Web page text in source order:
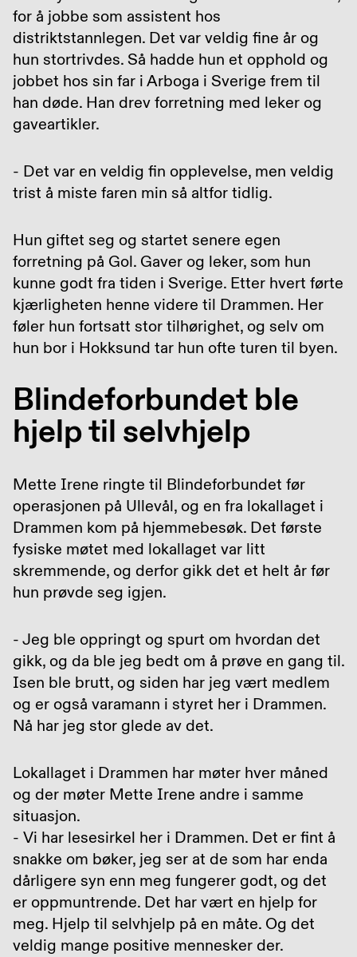
for å jobbe som assistent hos
distriktstannlegen. Det var veldig fine år og
hun stortrivdes. Så hadde hun et opphold og
jobbet hos sin far i Arboga i Sverige frem til
han døde. Han drev forretning med leker og
gaveartikler.
- Det var en veldig fin opplevelse, men veldig
trist å miste faren min så altfor tidlig.
Hun giftet seg og startet senere egen
forretning på Gol. Gaver og leker, som hun
kunne godt fra tiden i Sverige. Etter hvert førte
kjærligheten henne videre til Drammen. Her
føler hun fortsatt stor tilhørighet, og selv om
hun bor i Hokksund tar hun ofte turen til byen.
Blindeforbundet ble
hjelp til selvhjelp
Mette Irene ringte til Blindeforbundet før
operasjonen på Ullevål, og en fra lokallaget i
Drammen kom på hjemmebesøk. Det første
fysiske møtet med lokallaget var litt
skremmende, og derfor gikk det et helt år før
hun prøvde seg igjen.
- Jeg ble oppringt og spurt om hvordan det
gikk, og da ble jeg bedt om å prøve en gang til.
Isen ble brutt, og siden har jeg vært medlem
og er også varamann i styret her i Drammen.
Nå har jeg stor glede av det.
Lokallaget i Drammen har møter hver måned
og der møter Mette Irene andre i samme
situasjon.
- Vi har lesesirkel her i Drammen. Det er fint å
snakke om bøker, jeg ser at de som har enda
dårligere syn enn meg fungerer godt, og det
er oppmuntrende. Det har vært en hjelp for
meg. Hjelp til selvhjelp på en måte. Og det
veldig mange positive mennesker der.